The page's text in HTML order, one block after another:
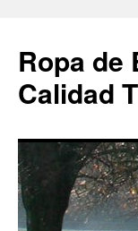
Ropa
Calidad